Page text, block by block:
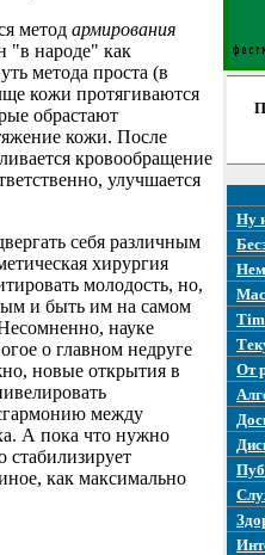
метод армирования
"в народе" как
метода проста (в
кожи протягиваются
обрастают
кожи. После
кровообращение
улучшается
себя различным
хирургия
молодость, но,
и быть им на самом
науке
о главном недруге
новые открытия в
между
А пока что нужно
стабилизирует
как максимально
Ну
От